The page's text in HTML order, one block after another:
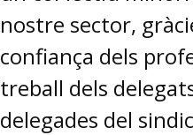
nostre sector,
confiança dels
treball dels
delegades del